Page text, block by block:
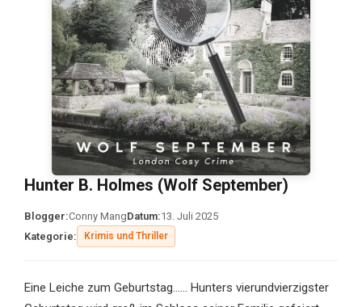
Hunter B. Holmes (Wolf September)
Blogger:Conny MangDatum:13. Juli 2025
Kategorie:
Krimis und Thriller
Eine Leiche zum Geburtstag…… Hunters vierundvierzigster